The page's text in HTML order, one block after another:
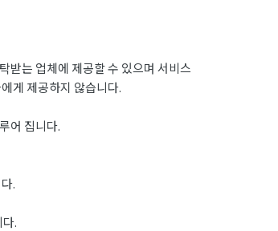
받는 업체에 제공할 수 있으며 서비스
게 제공하지 않습니다.
어 집니다.
.
.